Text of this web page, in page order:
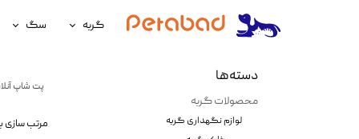
گربه
لوازم نگهداری گربه
سگ
لوازم
سلامتی
پت شاپ
مرتب سازی
دسته‌ها
محصولات گربه
لوازم نگهداری گربه